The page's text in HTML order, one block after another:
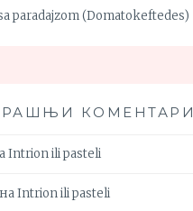
paradajzom (Domatokeftedes)
КОМЕНТАРИ
Intrion ili pasteli
наIntrion ili pasteli